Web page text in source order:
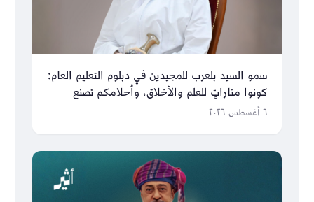
سمو السيد بلعرب للمجيدين في دبلوم التعليم العام:
كونوا مناراتٍ للعلم والأخلاق، وأحلامكم تصنع
مستقبل عُمان
٦ أغسطس ٢٠٢٦